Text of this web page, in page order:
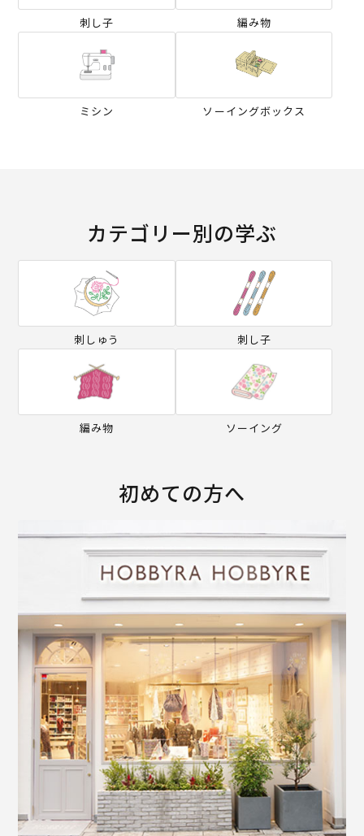
刺し子 編み物
ミシン ソーイングボックス
カテゴリー別の学ぶ
刺しゅう 刺し子
編み物 ソーイング
初めての方へ